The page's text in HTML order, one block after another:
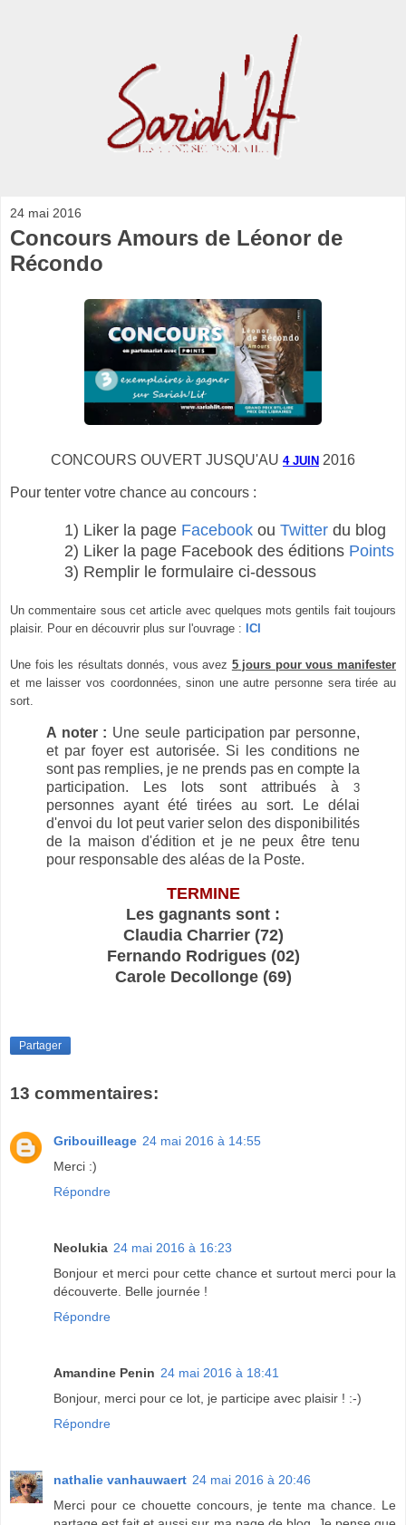
24 mai 2016
Concours Amours de Léonor de
Récondo
CONCOURS OUVERT JUSQU'AU 4 JUIN 2016
Pour tenter votre chance au concours :
1) Liker la page Facebook ou Twitter du blog
2) Liker la page Facebook des éditions Points
3) Remplir le formulaire ci-dessous
Un commentaire sous cet article avec quelques mots gentils fait toujours
plaisir. Pour en découvrir plus sur l'ouvrage : ICI
Une fois les résultats donnés, vous avez 5jours pour vous manifester
et me laisser vos coordonnées, sinon une autre personne sera tirée au
sort.
A noter : Une seule participation par personne,
et par foyer est autorisée. Si les conditions ne
sont pas remplies, je ne prends pas en compte la
participation. Les lots sont attribués à 3
personnes ayant été tirées au sort. Le délai
d'envoi du lot peut varier selon des disponibilités
de la maison d'édition et je ne peux être tenu
pour responsable des aléas de la Poste.
TERMINE
Les gagnants sont :
Claudia Charrier (72)
Fernando Rodrigues (02)
Carole Decollonge (69)
Partager
13 commentaires:
Gribouilleage 24 mai 2016 à 14:55
Merci :)
Répondre
Neolukia 24 mai 2016 à 16:23
Bonjour et merci pour cette chance et surtout merci pour la
découverte. Belle journée !
Répondre
Amandine Penin 24 mai 2016 à 18:41
Bonjour, merci pour ce lot, je participe avec plaisir ! :-)
Répondre
nathalie vanhauwaert 24 mai 2016 à 20:46
Merci pour ce chouette concours, je tente ma chance. Le